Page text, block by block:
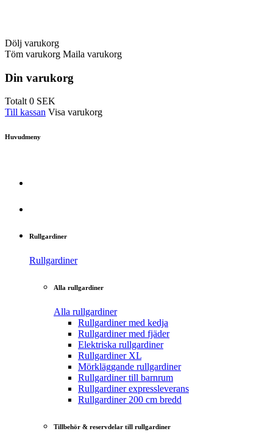
Dölj varukorg
Töm varukorg Maila varukorg
Din varukorg
Totalt0 SEK
Till kassan Visa varukorg
Huvudmeny
Rullgardiner
Rullgardiner
Alla rullgardiner
Alla rullgardiner
Rullgardiner med kedja
Rullgardiner med fjäder
Elektriska rullgardiner
Rullgardiner XL
Mörkläggande rullgardiner
Rullgardiner till barnrum
Rullgardiner expressleverans
Rullgardiner 200 cm bredd
Tillbehör & reservdelar till rullgardiner